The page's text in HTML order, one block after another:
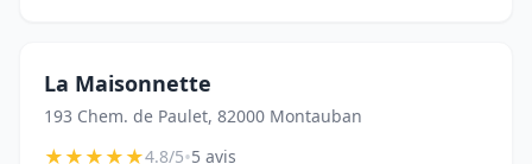
La Maisonnette
193 Chem. de Paulet, 82000 Montauban
★★★★★4.8/5•5 avis